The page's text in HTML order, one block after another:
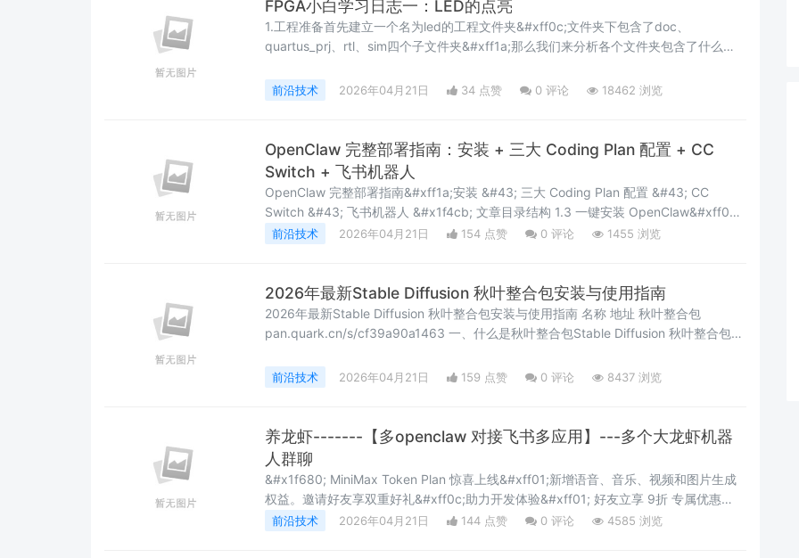
FPGA小白学习日志一：LED的点亮
1.工程准备首先建立一个名为led的工程文件夹&#xff0c;文件夹下包含了doc、
quartus_prj、rtl、sim四个子文件夹&#xff1a;那么我们来分析各个文件夹包含了什么
相当于档案库&#xff1b; quartus_prj&#xff1a;该文件夹主要包括了使用Quartus I
前沿技术 2026年04月21日 34 点赞 0 评论 18462 浏览
OpenClaw 完整部署指南：安装 + 三大 Coding Plan 配置 + CC
Switch + 飞书机器人
OpenClaw 完整部署指南&#xff1a;安装 &#43; 三大 Coding Plan 配置 &#43; CC
Switch &#43; 飞书机器人 &#x1f4cb; 文章目录结构 1.3 一键安装 OpenClaw&#xff08;
推荐&#xff09; 1.4 通过 npm 手动安装 1.5 运行 Onboard 向导 1.6 验证安装 步骤二
前沿技术 2026年04月21日 154 点赞 0 评论 1455 浏览
2026年最新Stable Diffusion 秋叶整合包安装与使用指南
2026年最新Stable Diffusion 秋叶整合包安装与使用指南 名称 地址 秋叶整合包
pan.quark.cn/s/cf39a90a1463 一、什么是秋叶整合包Stable Diffusion 秋叶整合包
一键包&#xff0c;特点&#xff1a;
前沿技术 2026年04月21日 159 点赞 0 评论 8437 浏览
养龙虾-------【多openclaw 对接飞书多应用】---多个大龙虾机器
人群聊
&#x1f680; MiniMax Token Plan 惊喜上线&#xff01;新增语音、音乐、视频和图片生成
权益。邀请好友享双重好礼&#xff0c;助力开发体验&#xff01; 好友立享 9折 专属优惠
&#43; Builder 权益&#xff0c;你赢返利 &#43; 社区特权&#xff01; &#x1f449; 立即参与
前沿技术 2026年04月21日 144 点赞 0 评论 4585 浏览